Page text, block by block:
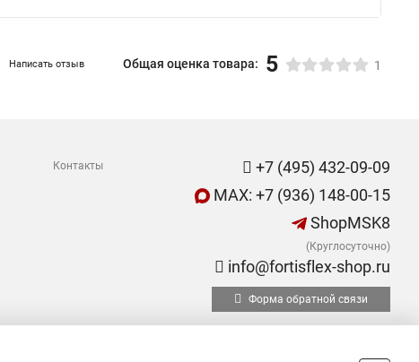
Написать отзыв Общая оценка товара: 5 1
Контакты
+7 (495) 432-09-09
MAX: +7 (936) 148-00-15
ShopMSK8
(Круглосуточно)
info@fortisflex-shop.ru
Форма обратной связи